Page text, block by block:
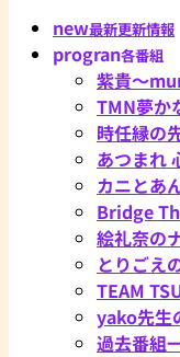
new最新更新情報
progran各番組
紫貴～
TMN夢か
時任縁の
あつまれ
カニとあ
Bridge
絵礼奈の
とりごえ
TEAM
yako先生
過去番組